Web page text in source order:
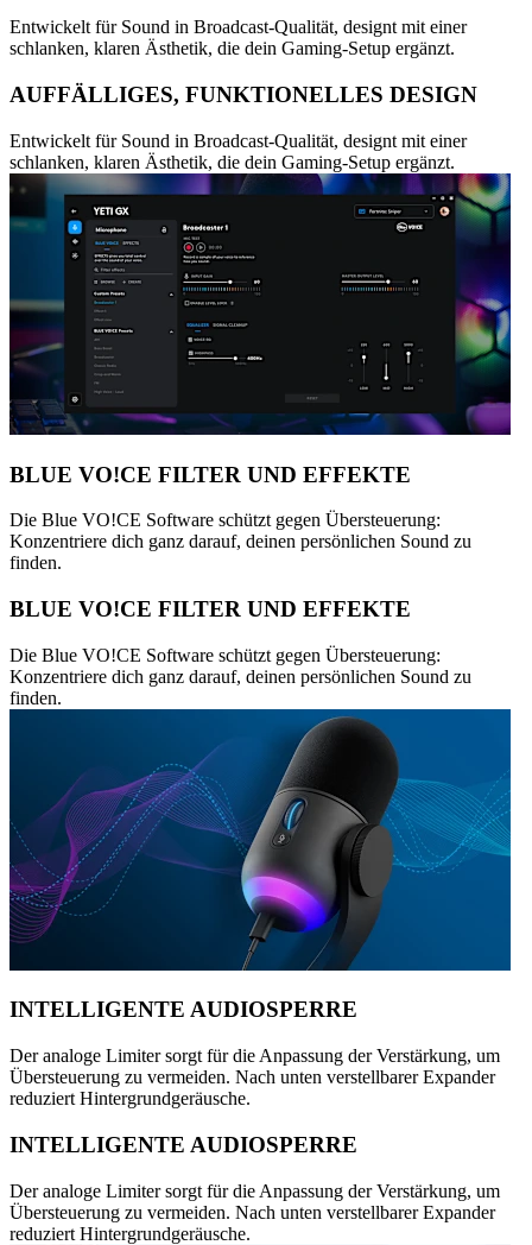
Entwickelt für Sound in Broadcast-Qualität, designt mit einer
schlanken, klaren Ästhetik, die dein Gaming-Setup ergänzt.
AUFFÄLLIGES, FUNKTIONELLES DESIGN
Entwickelt für Sound in Broadcast-Qualität, designt mit einer
schlanken, klaren Ästhetik, die dein Gaming-Setup ergänzt.
BLUE VO!CE FILTER UND EFFEKTE
Die Blue VO!CE Software schützt gegen Übersteuerung:
Konzentriere dich ganz darauf, deinen persönlichen Sound zu
finden.
BLUE VO!CE FILTER UND EFFEKTE
Die Blue VO!CE Software schützt gegen Übersteuerung:
Konzentriere dich ganz darauf, deinen persönlichen Sound zu
finden.
INTELLIGENTE AUDIOSPERRE
Der analoge Limiter sorgt für die Anpassung der Verstärkung, um
Übersteuerung zu vermeiden. Nach unten verstellbarer Expander
reduziert Hintergrundgeräusche.
INTELLIGENTE AUDIOSPERRE
Der analoge Limiter sorgt für die Anpassung der Verstärkung, um
Übersteuerung zu vermeiden. Nach unten verstellbarer Expander
reduziert Hintergrundgeräusche.